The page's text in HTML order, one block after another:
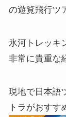
の遊覧飛行ツ
氷河トレッキ
非常に貴重な
現地で日本語
トラがおすす